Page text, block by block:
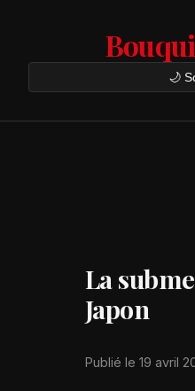
🌙
La
Japon
Publié le 19 avril